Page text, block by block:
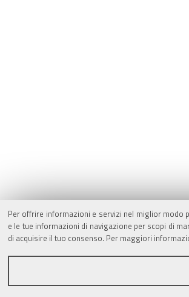
Per offrire informazioni e servizi nel miglior
e le tue informazioni di navigazione per scopi di
di acquisire il tuo consenso. Per maggiori